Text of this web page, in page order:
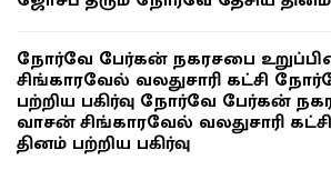
நோர்வே பேர்கன் நகரசபை
சிங்காரவேல் வலதுசாரி கட்சி
பற்றிய பகிர்வு நோர்வே பேர்கன்
வாசன் சிங்காரவேல் வலதுசாரி
தினம் பற்றிய பகிர்வு